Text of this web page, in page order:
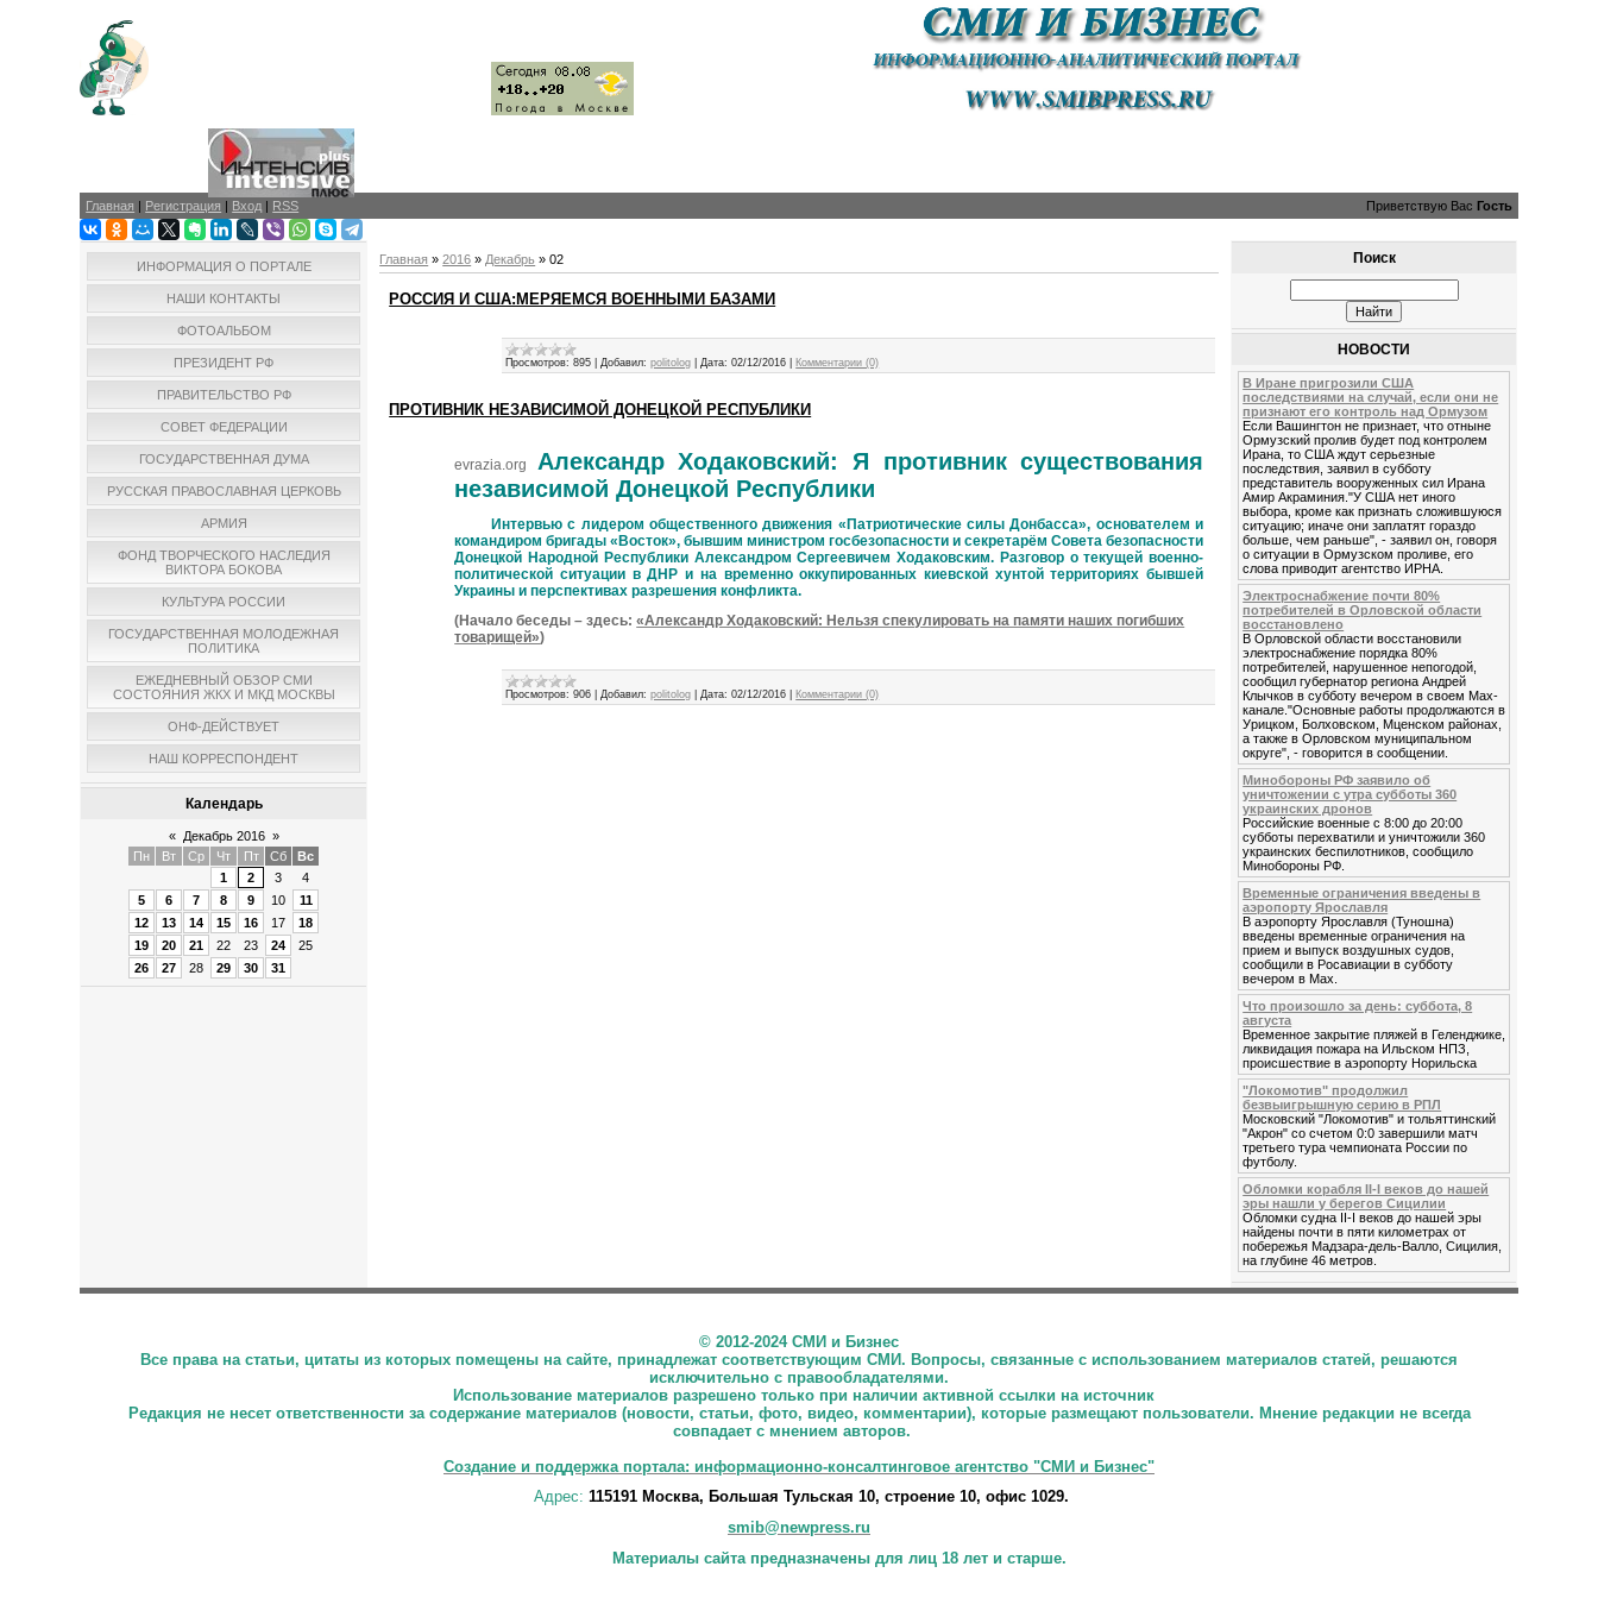
Главная | Регистрация | Вход | RSS Приветствую Вас Гость
ИНФОРМАЦИЯ О ПОРТАЛЕ
НАШИ КОНТАКТЫ
ФОТОАЛЬБОМ
ПРЕЗИДЕНТ РФ
ПРАВИТЕЛЬСТВО РФ
СОВЕТ ФЕДЕРАЦИИ
ГОСУДАРСТВЕННАЯ ДУМА
РУССКАЯ ПРАВОСЛАВНАЯ ЦЕРКОВЬ
АРМИЯ
ФОНД ТВОРЧЕСКОГО НАСЛЕДИЯ
ВИКТОРА БОКОВА
КУЛЬТУРА РОССИИ
ГОСУДАРСТВЕННАЯ МОЛОДЕЖНАЯ
ПОЛИТИКА
ЕЖЕДНЕВНЫЙ ОБЗОР СМИ
СОСТОЯНИЯ ЖКХ И МКД МОСКВЫ
ОНФ-ДЕЙСТВУЕТ
НАШ КОРРЕСПОНДЕНТ
Календарь
« Декабрь 2016 »
Пн
Вт Ср Чт Пт Сб
Вс
1
2 3
4
5
6 7 8 9 10
11
12
13 14 15 16 17
18
19
20 21 22 23 24
25
26
27 28 29 30 31
Главная »2016 » Декабрь » 02
РОССИЯ И США:МЕРЯЕМСЯ ВОЕННЫМИ БАЗАМИ
Просмотров: 895 Добавил: politolog Дата: 02/12/2016 Комментарии (0)
ПРОТИВНИК НЕЗАВИСИМОЙ ДОНЕЦКОЙ РЕСПУБЛИКИ
evrazia.org
Александр Ходаковский: Я противник существования
независимой Донецкой Республики
Интервью с лидером общественного движения «Патриотические силы Донбасса», основателем и
командиром бригады «Восток», бывшим министром госбезопасности и секретарём Совета безопасности
Донецкой Народной Республики Александром Сергеевичем Ходаковским. Разговор о текущей военно-
политической ситуации в ДНР и на временно оккупированных киевской хунтой территориях бывшей
Украины и перспективах разрешения конфликта.
(Начало беседы – здесь:«Александр Ходаковский: Нельзя спекулировать на памяти наших погибших
товарищей»)
Просмотров: 906 |Добавил: politolog |Дата: 02/12/2016 Комментарии (0)
Поиск
НОВОСТИ
В Иране пригрозили США
последствиями на случай, если они не
признают его контроль над Ормузом
Если Вашингтон не признает, что отныне
Ормузский пролив будет под контролем
Ирана, то США ждут серьезные
последствия, заявил в субботу
представитель вооруженных сил Ирана
Амир Акраминия."У США нет иного
выбора, кроме как признать сложившуюся
ситуацию; иначе они заплатят гораздо
больше, чем раньше", - заявил он, говоря
о ситуации в Ормузском проливе, его
слова приводит агентство ИРНА.
Электроснабжение почти 80%
потребителей в Орловской области
восстановлено
В Орловской области восстановили
электроснабжение порядка 80%
потребителей, нарушенное непогодой,
сообщил губернатор региона Андрей
Клычков в субботу вечером в своем Мах-
канале."Основные работы продолжаются в
Урицком, Болховском, Мценском районах,
а также в Орловском муниципальном
округе", - говорится в сообщении.
Минобороны РФ заявило об
уничтожении с утра субботы 360
украинских дронов
Российские военные с 8:00 до 20:00
субботы перехватили и уничтожили 360
украинских беспилотников, сообщило
Минобороны РФ.
Временные ограничения введены в
аэропорту Ярославля
В аэропорту Ярославля (Туношна)
введены временные ограничения на
прием и выпуск воздушных судов,
сообщили в Росавиации в субботу
вечером в Max.
Что произошло за день: суббота, 8
августа
Временное закрытие пляжей в Геленджике,
ликвидация пожара на Ильском НПЗ,
происшествие в аэропорту Норильска
"Локомотив" продолжил
безвыигрышную серию в РПЛ
Московский "Локомотив" и тольяттинский
"Акрон" со счетом 0:0 завершили матч
третьего тура чемпионата России по
футболу.
Обломки корабля II-I веков до нашей
эры нашли у берегов Сицилии
Обломки судна II-I веков до нашей эры
найдены почти в пяти километрах от
побережья Мадзара-дель-Валло, Сицилия,
на глубине 46 метров.
© 2012-2024 СМИ и Бизнес
Все права на статьи, цитаты из которых помещены на сайте, принадлежат соответствующим СМИ. Вопросы, связанные с использованием материалов статей, решаются
исключительно с правообладателями.
Использование материалов разрешено только при наличии активной ссылки на источник
Редакция не несет ответственности за содержание материалов (новости, статьи, фото, видео, комментарии), которые размещают пользователи. Мнение редакции не всегда
совпадает с мнением авторов.
Создание и поддержка портала: информационно-консалтинговое агентство "СМИ и Бизнес"
Адрес: 115191 Москва, Большая Тульская 10, строение 10, офис 1029.
smib@newpress.ru
Материалы сайта предназначены для лиц 18 лет и старше.